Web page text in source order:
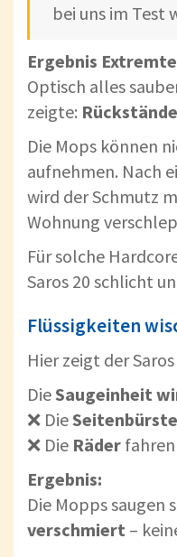
bei uns im Test
Ergebnis
Optisch alles
zeigte: Rückstände
Die Mops können
aufnehmen. Nach
wird der Schmutz
Wohnung
Für solche
Saros 20 schlicht
Flüssigkeiten
Hier zeigt der
DieSaugeinheit
❌ DieSeitenbürste
❌ Die Räder
Ergebnis:
Die Mopps saugen
verschmiert –